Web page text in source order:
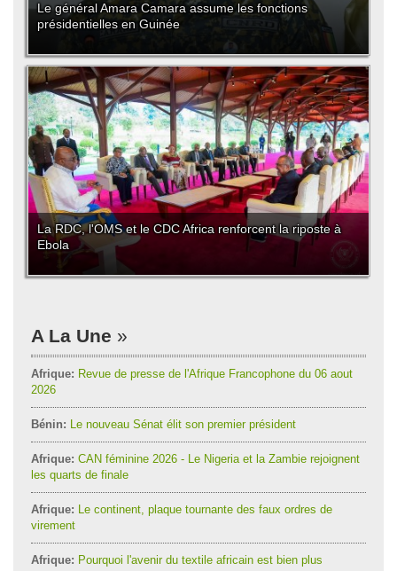
Le général Amara Camara assume les fonctions
présidentielles en Guinée
La RDC, l'OMS et le CDC Africa renforcent la riposte à
Ebola
A La Une
Afrique: Revue de presse de l'Afrique Francophone du 06 aout
2026
Bénin: Le nouveau Sénat élit son premier président
Afrique: CAN féminine 2026 - Le Nigeria et la Zambie rejoignent
les quarts de finale
Afrique: Le continent, plaque tournante des faux ordres de
virement
Afrique: Pourquoi l'avenir du textile africain est bien plus